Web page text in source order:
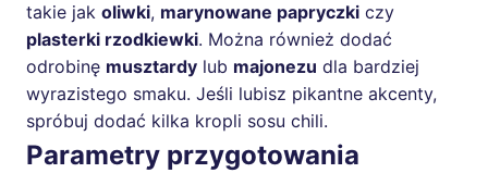
takie jak oliwki, marynowane papryczki czy
plasterki rzodkiewki. Można również dodać
odrobinę musztardy lub majonezu dla bardziej
wyrazistego smaku. Jeśli lubisz pikantne akcenty,
spróbuj dodać kilka kropli sosu chili.
Parametry przygotowania